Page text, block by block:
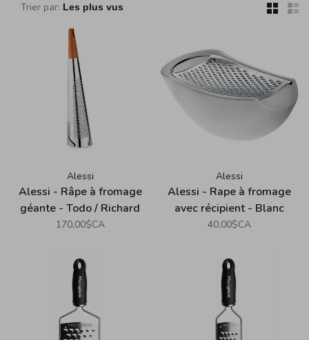
Trier par:
Alessi
Alessi - Râpe à fromage
géante - Todo / Richard
Sapper
170,00$CA
Alessi
Alessi - Rape à fromage
avec récipient - Blanc
40,00$CA